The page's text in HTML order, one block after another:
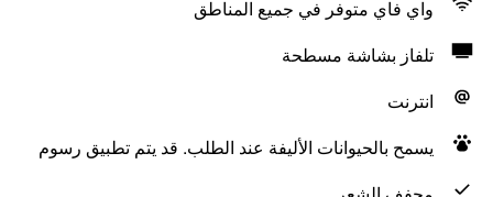
واي فاي متوفر في جميع المناطق
تلفاز بشاشة مسطحة
انترنت
يسمح بالحيوانات الأليفة عند الطلب. قد يتم تطبيق رسوم